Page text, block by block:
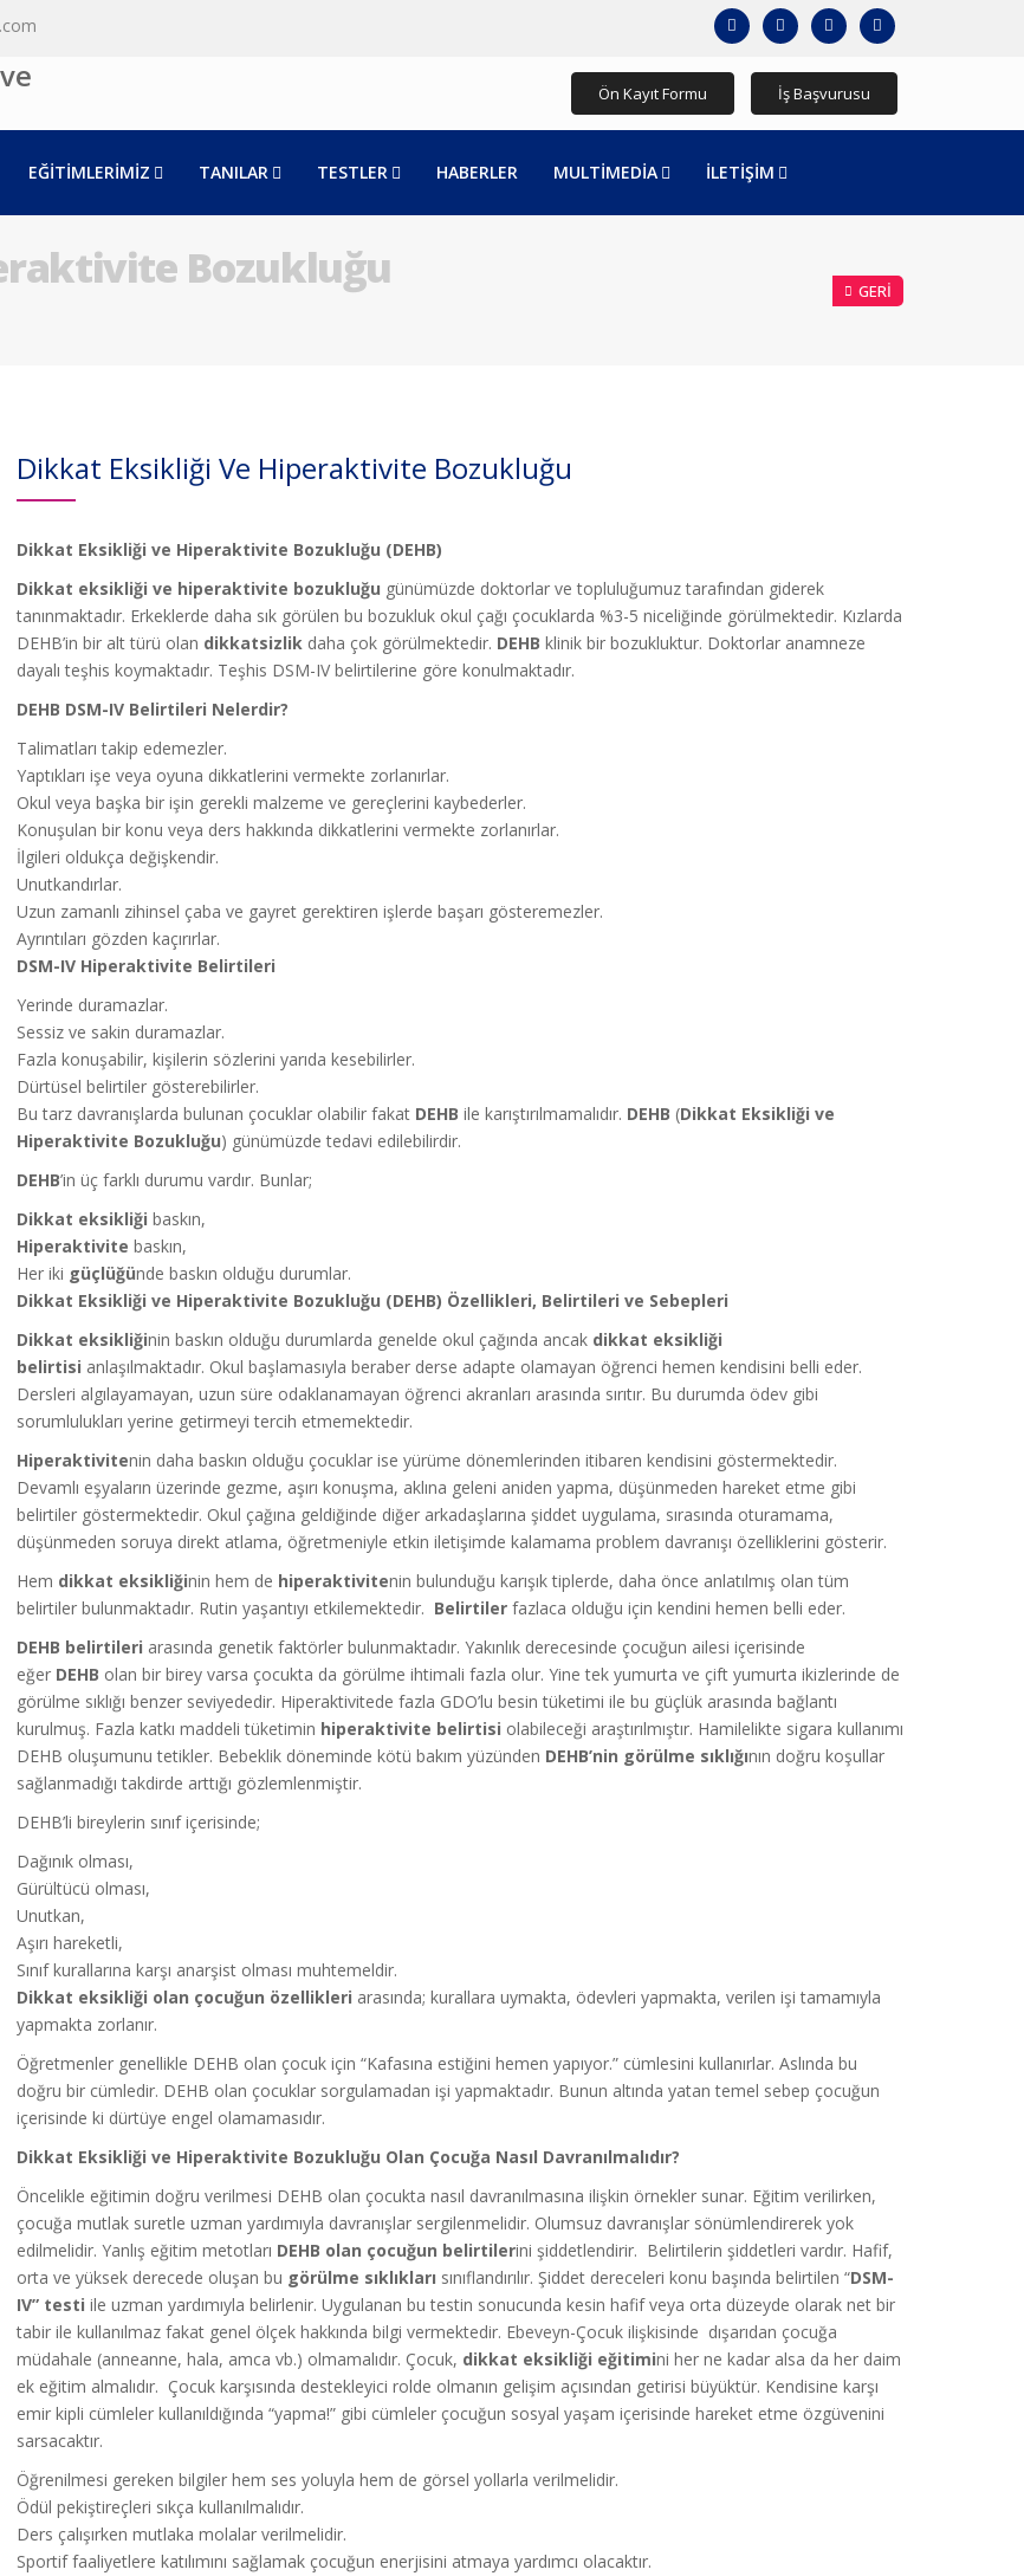
Ön Kayıt Formu İş Başvurusu
EĞİTİMLERİMİZ TANILAR TESTLER HABERLER MULTİMEDİA İLETİŞİM
Bozukluğu GERI
Dikkat Eksikliği Ve Hiperaktivite Bozukluğu
Dikkat Eksikliği ve Hiperaktivite Bozukluğu (DEHB)
Dikkat eksikliği ve hiperaktivite bozukluğu günümüzde doktorlar ve topluluğumuz tarafından giderek
tanınmaktadır. Erkeklerde daha sık görülen bu bozukluk okul çağı çocuklarda %3-5 niceliğinde görülmektedir. Kızlarda
DEHB’in bir alt türü olan dikkatsizlik daha çok görülmektedir. DEHB klinik bir bozukluktur. Doktorlar anamneze
dayalı teşhis koymaktadır. Teşhis DSM-IV belirtilerine göre konulmaktadır.
DEHB DSM-IV Belirtileri Nelerdir?
Talimatları takip edemezler.
Yaptıkları işe veya oyuna dikkatlerini vermekte zorlanırlar.
Okul veya başka bir işin gerekli malzeme ve gereçlerini kaybederler.
Konuşulan bir konu veya ders hakkında dikkatlerini vermekte zorlanırlar.
İlgileri oldukça değişkendir.
Unutkandırlar.
Uzun zamanlı zihinsel çaba ve gayret gerektiren işlerde başarı gösteremezler.
Ayrıntıları gözden kaçırırlar.
DSM-IV Hiperaktivite Belirtileri
Yerinde duramazlar.
Sessiz ve sakin duramazlar.
Fazla konuşabilir, kişilerin sözlerini yarıda kesebilirler.
Dürtüsel belirtiler gösterebilirler.
Bu tarz davranışlarda bulunan çocuklar olabilir fakat DEHB ile karıştırılmamalıdır. DEHB (Dikkat Eksikliği ve
Hiperaktivite Bozukluğu) günümüzde tedavi edilebilirdir.
DEHB’in üç farklı durumu vardır. Bunlar;
Dikkat eksikliği baskın,
Hiperaktivite baskın,
Her iki güçlüğünde baskın olduğu durumlar.
Dikkat Eksikliği ve Hiperaktivite Bozukluğu (DEHB) Özellikleri, Belirtileri ve Sebepleri
Dikkat eksikliğinin baskın olduğu durumlarda genelde okul çağında ancak dikkat eksikliği
belirtisi anlaşılmaktadır. Okul başlamasıyla beraber derse adapte olamayan öğrenci hemen kendisini belli eder.
Dersleri algılayamayan, uzun süre odaklanamayan öğrenci akranları arasında sırıtır. Bu durumda ödev gibi
sorumlulukları yerine getirmeyi tercih etmemektedir.
Hiperaktivitenin daha baskın olduğu çocuklar ise yürüme dönemlerinden itibaren kendisini göstermektedir.
Devamlı eşyaların üzerinde gezme, aşırı konuşma, aklına geleni aniden yapma, düşünmeden hareket etme gibi
belirtiler göstermektedir. Okul çağına geldiğinde diğer arkadaşlarına şiddet uygulama, sırasında oturamama,
düşünmeden soruya direkt atlama, öğretmeniyle etkin iletişimde kalamama problem davranışı özelliklerini gösterir.
Hem dikkat eksikliğinin hem de hiperaktivitenin bulunduğu karışık tiplerde, daha önce anlatılmış olan tüm
belirtiler bulunmaktadır. Rutin yaşantıyı etkilemektedir. Belirtiler fazlaca olduğu için kendini hemen belli eder.
DEHB belirtileri arasında genetik faktörler bulunmaktadır. Yakınlık derecesinde çocuğun ailesi içerisinde
eğer DEHB olan bir birey varsa çocukta da görülme ihtimali fazla olur. Yine tek yumurta ve çift yumurta ikizlerinde de
görülme sıklığı benzer seviyededir. Hiperaktivitede fazla GDO’lu besin tüketimi ile bu güçlük arasında bağlantı
kurulmuş. Fazla katkı maddeli tüketimin hiperaktivite belirtisi olabileceği araştırılmıştır. Hamilelikte sigara kullanımı
DEHB oluşumunu tetikler. Bebeklik döneminde kötü bakım yüzünden DEHB’nin görülme sıklığının doğru koşullar
sağlanmadığı takdirde arttığı gözlemlenmiştir.
DEHB’li bireylerin sınıf içerisinde;
Dağınık olması,
Gürültücü olması,
Unutkan,
Aşırı hareketli,
Sınıf kurallarına karşı anarşist olması muhtemeldir.
Dikkat eksikliği olan çocuğun özellikleri arasında; kurallara uymakta, ödevleri yapmakta, verilen işi tamamıyla
yapmakta zorlanır.
Öğretmenler genellikle DEHB olan çocuk için “Kafasına estiğini hemen yapıyor.” cümlesini kullanırlar. Aslında bu
doğru bir cümledir. DEHB olan çocuklar sorgulamadan işi yapmaktadır. Bunun altında yatan temel sebep çocuğun
içerisinde ki dürtüye engel olamamasıdır.
Dikkat Eksikliği ve Hiperaktivite Bozukluğu Olan Çocuğa Nasıl Davranılmalıdır?
Öncelikle eğitimin doğru verilmesi DEHB olan çocukta nasıl davranılmasına ilişkin örnekler sunar. Eğitim verilirken,
çocuğa mutlak suretle uzman yardımıyla davranışlar sergilenmelidir. Olumsuz davranışlar sönümlendirerek yok
edilmelidir. Yanlış eğitim metotları DEHB olan çocuğun belirtilerini şiddetlendirir. Belirtilerin şiddetleri vardır. Hafif,
orta ve yüksek derecede oluşan bu görülme sıklıkları sınıflandırılır. Şiddet dereceleri konu başında belirtilen “DSM-
IV” testi ile uzman yardımıyla belirlenir. Uygulanan bu testin sonucunda kesin hafif veya orta düzeyde olarak net bir
tabir ile kullanılmaz fakat genel ölçek hakkında bilgi vermektedir. Ebeveyn-Çocuk ilişkisinde dışarıdan çocuğa
müdahale (anneanne, hala, amca vb.) olmamalıdır. Çocuk, dikkat eksikliği eğitimini her ne kadar alsa da her daim
ek eğitim almalıdır. Çocuk karşısında destekleyici rolde olmanın gelişim açısından getirisi büyüktür. Kendisine karşı
emir kipli cümleler kullanıldığında “yapma!” gibi cümleler çocuğun sosyal yaşam içerisinde hareket etme özgüvenini
sarsacaktır.
Öğrenilmesi gereken bilgiler hem ses yoluyla hem de görsel yollarla verilmelidir.
Ödül pekiştireçleri sıkça kullanılmalıdır.
Ders çalışırken mutlaka molalar verilmelidir.
Sportif faaliyetlere katılımını sağlamak çocuğun enerjisini atmaya yardımcı olacaktır.